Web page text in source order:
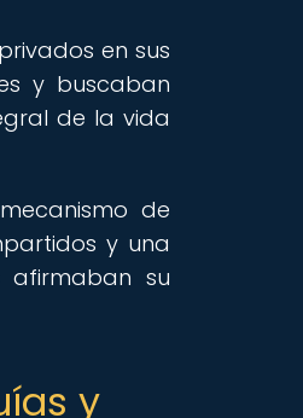
en sus
y buscaban
de la vida
de
y una
afirmaban su
y